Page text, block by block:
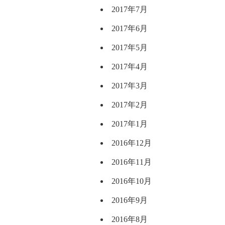
2017年7月
2017年6月
2017年5月
2017年4月
2017年3月
2017年2月
2017年1月
2016年12月
2016年11月
2016年10月
2016年9月
2016年8月